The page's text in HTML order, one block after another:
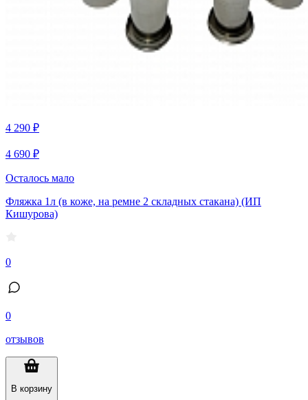
4 290 ₽
4 690 ₽
Осталось мало
Фляжка 1л (в коже, на ремне 2 складных стакана) (ИП
Кишурова)
0
0
отзывов
В корзину